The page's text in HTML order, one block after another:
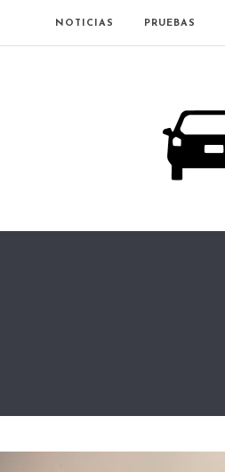
NOTICIAS PRUEBAS